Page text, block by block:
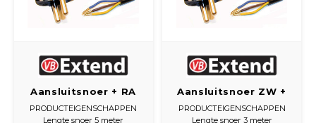
Aansluitsnoer + RA
3x1.5mm 5 meter
zwart
PRODUCTEIGENSCHAPPEN
Lengte snoer 5 meter
Aansluitsnoer ZW +
RA 3x1.5mm 3 meter
PRODUCTEIGENSCHAPPEN
Lengte snoer 3 meter